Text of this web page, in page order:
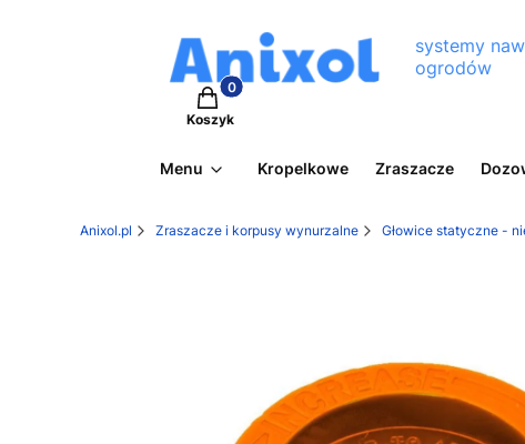
systemy
ogrodów
Produkty w koszyku: 0. Zobacz
Koszyk
Menu Kropelkowe Zraszacze
Anixol.pl Zraszacze i korpusy wynurzalne Głowice statyczne -